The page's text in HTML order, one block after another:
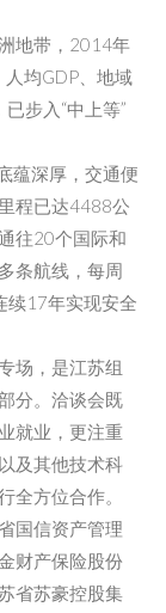
地带，2014年
均GDP、地域
步入“中上等”
蕴深厚，交通便
程已达4488公
往20个国际和
条航线，每周
续17年实现安全
场，是江苏组
分。洽谈会既
就业，更注重
及其他技术科
全方位合作。
国信资产管理
财产保险股份
省苏豪控股集